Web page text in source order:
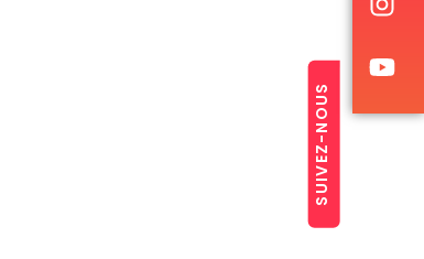
SUIVEZ-NOUS